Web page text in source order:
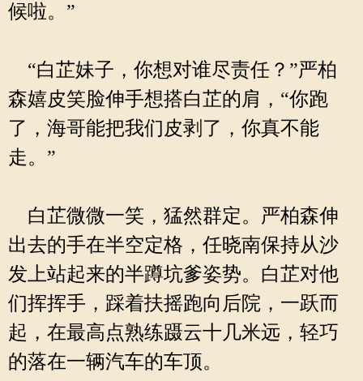
候啦。”
“白芷妹子，你想对谁尽责任？”严柏
森嬉皮笑脸伸手想搭白芷的肩，“你跑
了，海哥能把我们皮剥了，你真不能
走。”
白芷微微一笑，猛然群定。严柏森伸
出去的手在半空定格，任晓南保持从沙
发上站起来的半蹲坑爹姿势。白芷对他
们挥挥手，踩着扶摇跑向后院，一跃而
起，在最高点熟练蹑云十几米远，轻巧
的落在一辆汽车的车顶。